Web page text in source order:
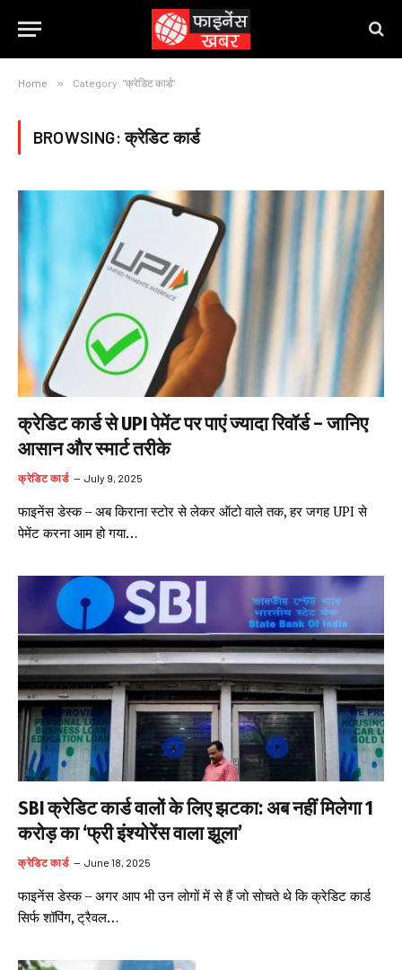
Home » Category: "क्रेडिट कार्ड"
BROWSING:क्रेडिट कार्ड
क्रेडिट कार्ड से UPI पेमेंट पर पाएं ज्यादा रिवॉर्ड – जानिए
आसान और स्मार्ट तरीके
क्रेडिट कार्ड July 9, 2025
फाइनेंस डेस्क – अब किराना स्टोर से लेकर ऑटो वाले तक, हर जगह UPI से
पेमेंट करना आम हो गया…
SBI क्रेडिट कार्ड वालों के लिए झटका: अब नहीं मिलेगा 1
करोड़ का ‘फ्री इंश्योरेंस वाला झूला’
क्रेडिट कार्ड June 18, 2025
फाइनेंस डेस्क – अगर आप भी उन लोगों में से हैं जो सोचते थे कि क्रेडिट कार्ड
सिर्फ शॉपिंग, ट्रैवल…